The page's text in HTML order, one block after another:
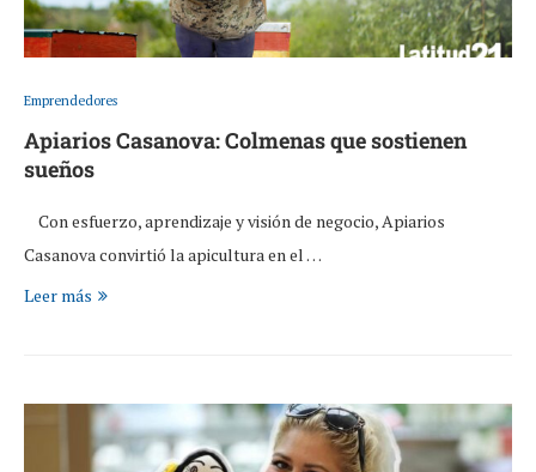
Emprendedores
Apiarios Casanova: Colmenas que sostienen
sueños
Con esfuerzo, aprendizaje y visión de negocio, Apiarios
Casanova convirtió la apicultura en el …
Leer más